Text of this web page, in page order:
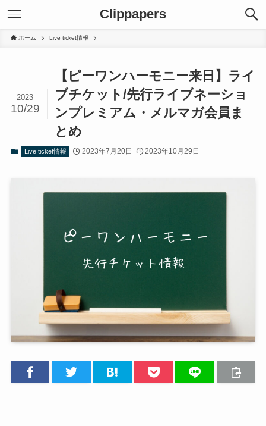
Clippapers
ホーム Live ticket情報
【ピーワンハーモニー来日】ライ
ブチケット/先行ライブネーショ
ンプレミアム・メルマガ会員ま
とめ
2023
10/29
Live ticket情報 2023年7月20日 2023年10月29日